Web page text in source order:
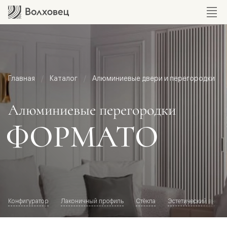
Главная Каталог Алюминиевые двери и перегородки
Алюминиевые перегородки
ФОРМАТО
Конфигуратор Лаконичный профиль Стёкла Эстетический